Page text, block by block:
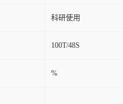
科研使用
100T/48S
%